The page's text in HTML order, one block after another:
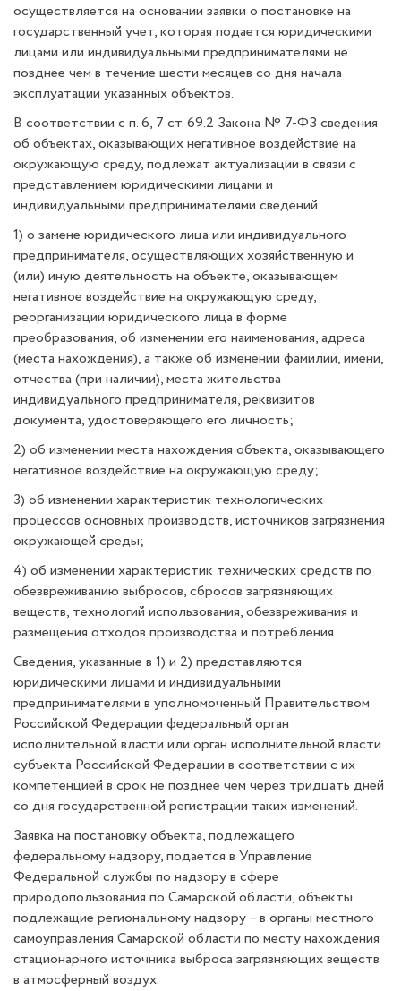
осуществляется на основании заявки о постановке на
государственный учет, которая подается юридическими
лицами или индивидуальными предпринимателями не
позднее чем в течение шести месяцев со дня начала
эксплуатации указанных объектов.
В соответствии с п. 6, 7 ст. 69.2 Закона № 7-ФЗ сведения
об объектах, оказывающих негативное воздействие на
окружающую среду, подлежат актуализации в связи с
представлением юридическими лицами и
индивидуальными предпринимателями сведений:
1) о замене юридического лица или индивидуального
предпринимателя, осуществляющих хозяйственную и
(или) иную деятельность на объекте, оказывающем
негативное воздействие на окружающую среду,
реорганизации юридического лица в форме
преобразования, об изменении его наименования, адреса
(места нахождения), а также об изменении фамилии, имени,
отчества (при наличии), места жительства
индивидуального предпринимателя, реквизитов
документа, удостоверяющего его личность;
2) об изменении места нахождения объекта, оказывающего
негативное воздействие на окружающую среду;
3) об изменении характеристик технологических
процессов основных производств, источников загрязнения
окружающей среды;
4) об изменении характеристик технических средств по
обезвреживанию выбросов, сбросов загрязняющих
веществ, технологий использования, обезвреживания и
размещения отходов производства и потребления.
Сведения, указанные в 1) и 2) представляются
юридическими лицами и индивидуальными
предпринимателями в уполномоченный Правительством
Российской Федерации федеральный орган
исполнительной власти или орган исполнительной власти
субъекта Российской Федерации в соответствии с их
компетенцией в срок не позднее чем через тридцать дней
со дня государственной регистрации таких изменений.
Заявка на постановку объекта, подлежащего
федеральному надзору, подается в Управление
Федеральной службы по надзору в сфере
природопользования по Самарской области, объекты
подлежащие региональному надзору – в органы местного
самоуправления Самарской области по месту нахождения
стационарного источника выброса загрязняющих веществ
в атмосферный воздух.